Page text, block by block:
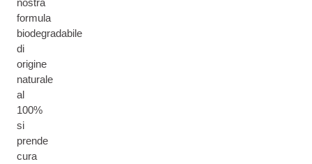
nostra
formula
biodegradabile
di
origine
naturale
al
100%
si
prende
cura